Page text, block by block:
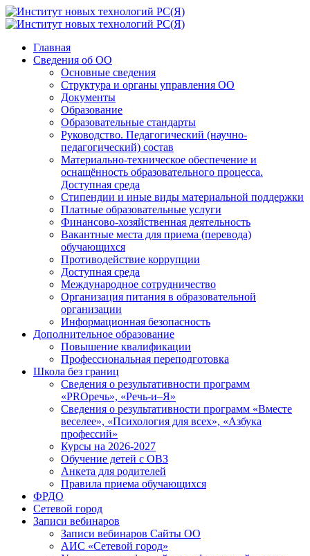
Главная
Сведения об ОО
Основные сведения
Структура и органы управления ОО
Документы
Образование
Образовательные стандарты
Руководство. Педагогический (научно-
педагогический) состав
Материально-техническое обеспечение и
оснащённость образовательного процесса.
Доступная среда
Стипендии и иные виды материальной поддержки
Платные образовательные услуги
Финансово-хозяйственная деятельность
Вакантные места для приема (перевода)
обучающихся
Противодействие коррупции
Доступная среда
Международное сотрудничество
Организация питания в образовательной
организации
Информационная безопасность
Дополнительное образование
Повышение квалификации
Профессиональная переподготовка
Школа без границ
Сведения о результативности программ
«PROречь», «Речь-и–Я»
Сведения о результативности программ «Вместе
веселее», «Психология для всех», «Азбука
профессий»
Курсы на 2026-2027
Обучение детей с ОВЗ
Анкета для родителей
Правила приема обучающихся
ФРДО
Сетевой город
Записи вебинаров
Записи вебинаров Сайты ОО
АИС «Сетевой город»